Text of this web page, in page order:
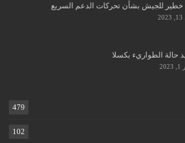
خطير للجيش بشأن تحركات الدعم السريع
حالة الطواريء بكسلا
479
102